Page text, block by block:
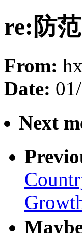
re:防
From:
Date:
Next